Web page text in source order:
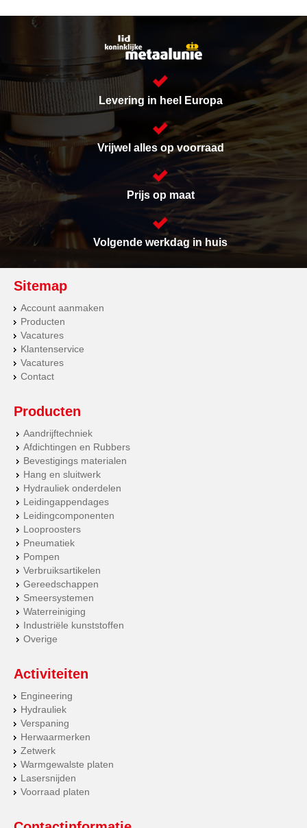
Levering in heel Europa
Vrijwel alles op voorraad
Prijs op maat
Volgende werkdag in huis
Sitemap
Account aanmaken
Producten
Vacatures
Klantenservice
Vacatures
Contact
Producten
Aandrijftechniek
Afdichtingen en Rubbers
Bevestigings materialen
Hang en sluitwerk
Hydrauliek onderdelen
Leidingappendages
Leidingcomponenten
Looproosters
Pneumatiek
Pompen
Verbruiksartikelen
Gereedschappen
Smeersystemen
Waterreiniging
Industriële kunststoffen
Overige
Activiteiten
Engineering
Hydrauliek
Verspaning
Herwaarmerken
Zetwerk
Warmgewalste platen
Lasersnijden
Voorraad platen